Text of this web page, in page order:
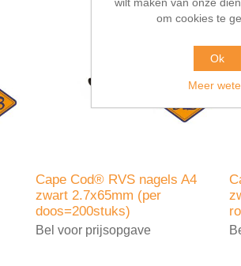
Cape Cod® RVS nagels A4
zwart 2.7x65mm (per
doos=200stuks)
Bel voor prijsopgave
om cookies te
Ok
Meer